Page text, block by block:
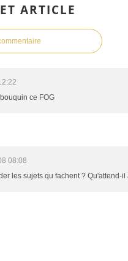
ARTICLE
ce FOG
08:08
les sujets qu fachent ? Qu'attend-